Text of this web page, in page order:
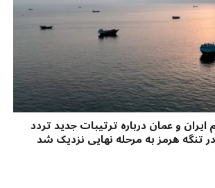
و عمان درباره ترتیبات جدید تردد
تنگه هرمز به مرحله نهایی نزدیک شد